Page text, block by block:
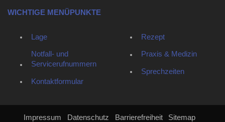
WICHTIGE MENÜPUNKTE
Lage
Notfall- und
Servicerufnummern
Kontaktformular
Rezept
Praxis & Medizin
Sprechzeiten
Impressum Datenschutz Barrierefreiheit Sitemap